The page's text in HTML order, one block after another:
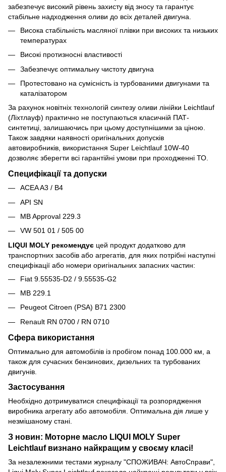
забезпечує високий рівень захисту від зносу та гарантує
стабільне надходження оливи до всіх деталей двигуна.
Висока стабільність масляної плівки при високих та низьких
температурах
Високі протизносні властивості
Забезпечує оптимальну чистоту двигуна
Протестовано на сумісність із турбованими двигунами та
каталізатором
За рахунок новітніх технологій синтезу оливи лінійки Leichtlauf
(Ліхтлауф) практично не поступаються класичній ПАТ-
синтетиці, залишаючись при цьому доступнішими за ціною.
Також завдяки наявності оригінальних допусків
автовиробників, використання Super Leichtlauf 10W-40
дозволяє зберегти всі гарантійні умови при проходженні ТО.
Специфікації та допуски
ACEA A3 / B4
API SN
MB Approval 229.3
VW 501 01 / 505 00
LIQUI MOLY рекомендує цей продукт додатково для
транспортних засобів або агрегатів, для яких потрібні наступні
специфікації або номери оригінальних запасних частин:
Fiat 9.55535-D2 / 9.55535-G2
MB 229.1
Peugeot Citroen (PSA) B71 2300
Renault RN 0700 / RN 0710
Сфера використання
Оптимально для автомобілів із пробігом понад 100.000 км, а
також для сучасних бензинових, дизельних та турбованих
двигунів.
Застосування
Необхідно дотримуватися специфікації та розпорядження
виробника агрегату або автомобіля. Оптимальна дія лише у
незмішаному стані.
З новин: Моторне масло LIQUI MOLY Super
Leichtlauf визнано найкращим у своєму класі!
За незалежними тестами журналу "СПОЖИВАЧ: АвтоСправи",